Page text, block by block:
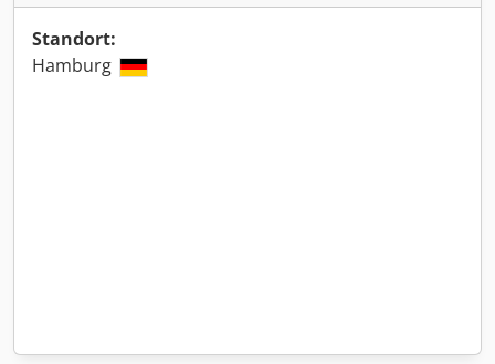
Standort:
Hamburg